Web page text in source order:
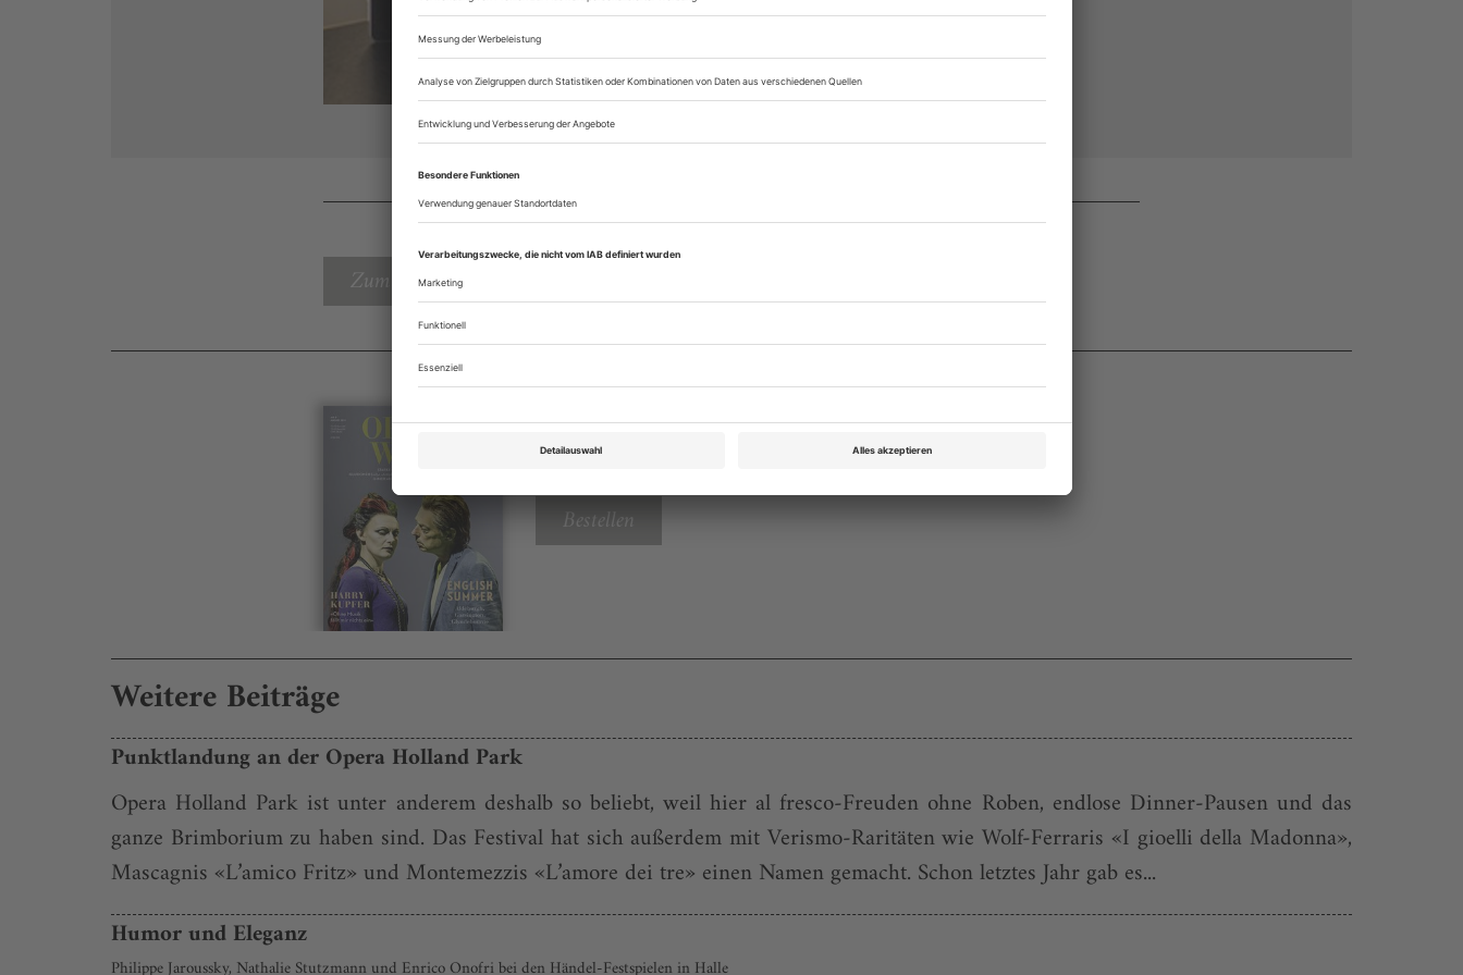
Digital-Abo testen
Zum Inhaltsverzeichnis
Rubrik: Magazin, Seite 73
von Regine Müller
Bestellen
Weitere Beiträge
Punktlandung an der Opera Holland Park
Opera Holland Park ist unter anderem deshalb so beliebt, weil hier al fresco-Freuden ohne Roben, endlose Dinner-Pausen und das
ganze Brimborium zu haben sind. Das Festival hat sich außerdem mit Verismo-Raritäten wie Wolf-Ferraris «I gioelli della Madonna»,
Mascagnis «L’amico Fritz» und Montemezzis «L’amore dei tre» einen Namen gemacht. Schon letztes Jahr gab es...
Humor und Eleganz
Philippe Jaroussky, Nathalie Stutzmann und Enrico Onofri bei den Händel-Festspielen in Halle